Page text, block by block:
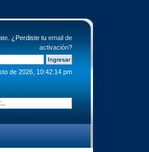
. ¿Perdiste tu email de
activación?
de 2026, 10:42:14 pm